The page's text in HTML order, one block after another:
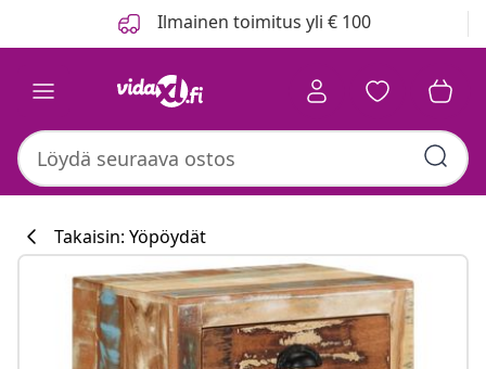
Ilmainen toimitus yli € 100
Takaisin: Yöpöydät